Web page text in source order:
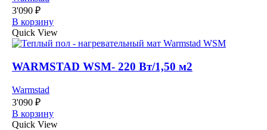
3'090 ₽
В корзину
Quick View
WARMSTAD WSM- 220 Вт/1,50 м2
Warmstad
3'090 ₽
В корзину
Quick View